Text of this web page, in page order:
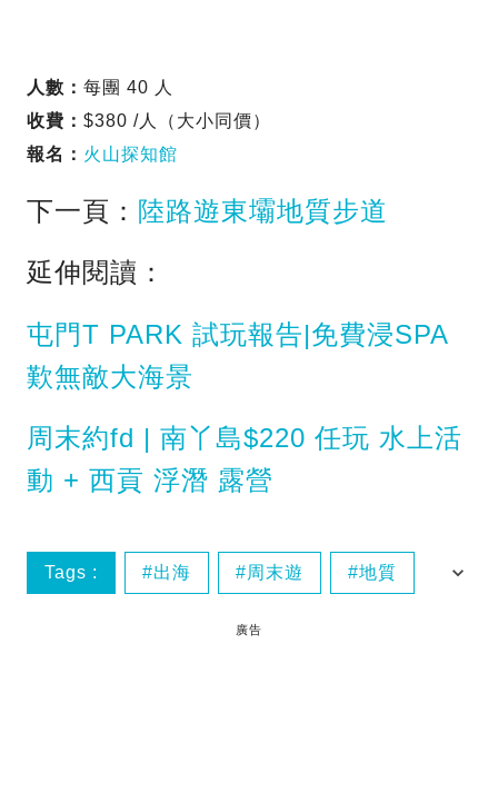
人數： 每團 40 人
收費： $380 /人（大小同價）
報名： 火山探知館
下一頁： 陸路遊東壩地質步道
延伸閱讀：
屯門T PARK 試玩報告|免費浸SPA
歎無敵大海景
周末約fd | 南丫島$220 任玩 水上活
動 + 西貢 浮潛 露營
Tags : 出海 周末遊 地質
廣告